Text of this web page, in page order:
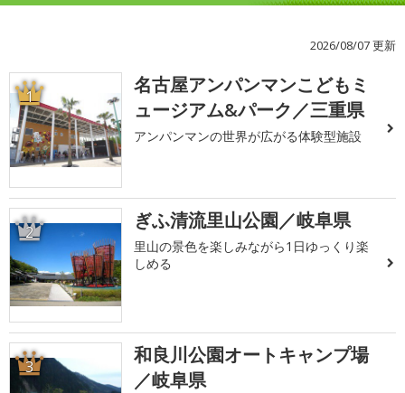
2026/08/07 更新
1
名古屋アンパンマンこどもミ
ュージアム&パーク／三重県
アンパンマンの世界が広がる体験型施設
2 ぎふ清流里山公園／岐阜県
里山の景色を楽しみながら1日ゆっくり楽
しめる
3
和良川公園オートキャンプ場
／岐阜県